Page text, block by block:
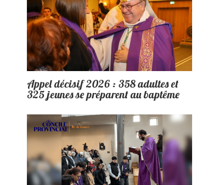
Appel décisif 2026 : 358 adultes et
325 jeunes se préparent au baptême